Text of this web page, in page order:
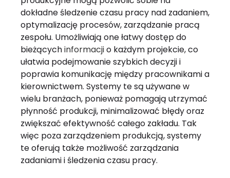
dokładne śledzenie czasu pracy nad zadaniem,
optymalizację procesów, zarządzanie pracą
zespołu. Umożliwiają one łatwy dostęp do
bieżącychinformacjio każdym projekcie, co
ułatwia podejmowanie szybkich decyzji i
poprawia komunikację między pracownikami a
kierownictwem. Systemy te są używane w
wielu branżach, ponieważ pomagają utrzymać
płynność produkcji, minimalizować błędy oraz
zwiększać efektywność całego zakładu. Tak
więc poza zarządzeniem produkcją, systemy
te oferują także możliwość zarządzania
zadaniami i śledzenia czasu pracy.